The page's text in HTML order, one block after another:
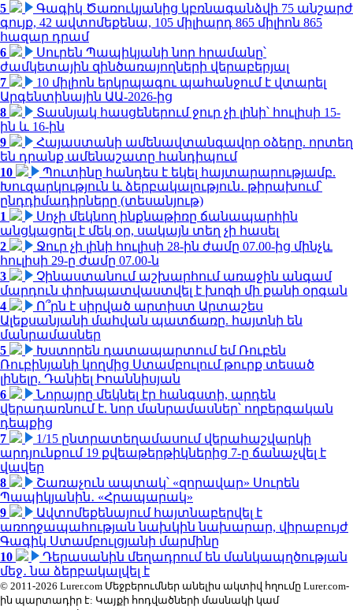
5
Գագիկ Ծառուկյանից կբռնագանձվի 75 անշարժ
գույք, 42 ավտոմեքենա, 105 միլիարդ 865 միլիոն 865
հազար դրամ
6
Սուրեն Պապիկյանի նոր հրամանը՝
ժամկետային զինծառայողների վերաբերյալ
7
10 միլիոն երկրպագու պահանջում է վտարել
Արգենտինային ԱԱ-2026-ից
8
Տասնյակ հասցեներում ջուր չի լինի՝ հուլիսի 15-
ին և 16-ին
9
Հայաստանի ամենավտանգավոր օձերը. որտեղ
են դրանք ամենաշատը հանդիպում
10
Պուտինը հանդես է եկել հայտարարությամբ.
Խուզարկություն և ձերբակալություն․ թիրախում՝
ընդդիմադիրները (տեսանյութ)
1
Սոչի մեկնող ինքնաթիռը ճանապարհին
անցկացրել է մեկ օր, սակայն տեղ չի հասել
2
Ջուր չի լինի հուլիսի 28-ին ժամը 07.00-ից մինչև
հուլիսի 29-ը ժամը 07.00-ն
3
Չինաստանում աշխարհում առաջին անգամ
մարդուն փոխպատվաստվել է խոզի մի քանի օրգան
4
Ո՞րն է սիրված արտիստ Արտաշես
Ալեքսանյանի մահվան պատճառը. հայտնի են
մանրամասներ
5
Խստորեն դատապարտում եմ Ռուբեն
Ռուբինյանի կողմից Ստամբուլում թուրք տեսած
լինելը. Դանիել Իոաննիսյան
6
Նորայրը մեկնել էր հանգստի, արդեն
վերադառնում է. նոր մանրամասներ՝ ողբերգական
դեպքից
7
1/15 ընտրատեղամասում վերահաշվարկի
արդյունքում 19 քվեաթերթիկներից 7-ը ճանաչվել է
վավեր
8
Շառաչուն ապտակ՝ «զորավար» Սուրեն
Պապիկյանին․ «Հրապարակ»
9
Ավտոմեքենայում հայտնաբերվել է
առողջապահության նախկին նախարար, վիրաբույժ
Գագիկ Ստամբուլցյանի մարմինը
10
Դերասանին մեղադրում են մանկապղծության
մեջ․ նա ձերբակալվել է
© 2011-2026 Lurer.com Մեջբերումներ անելիս ակտիվ հղումը Lurer.com-
ին պարտադիր է: Կայքի հոդվածների մասնակի կամ